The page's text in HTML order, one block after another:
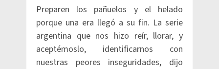
Preparen los pañuelos y el helado
porque una era llegó a su fin. La serie
argentina que nos hizo reír, llorar, y
aceptémoslo, identificarnos con
nuestras peores inseguridades, dijo